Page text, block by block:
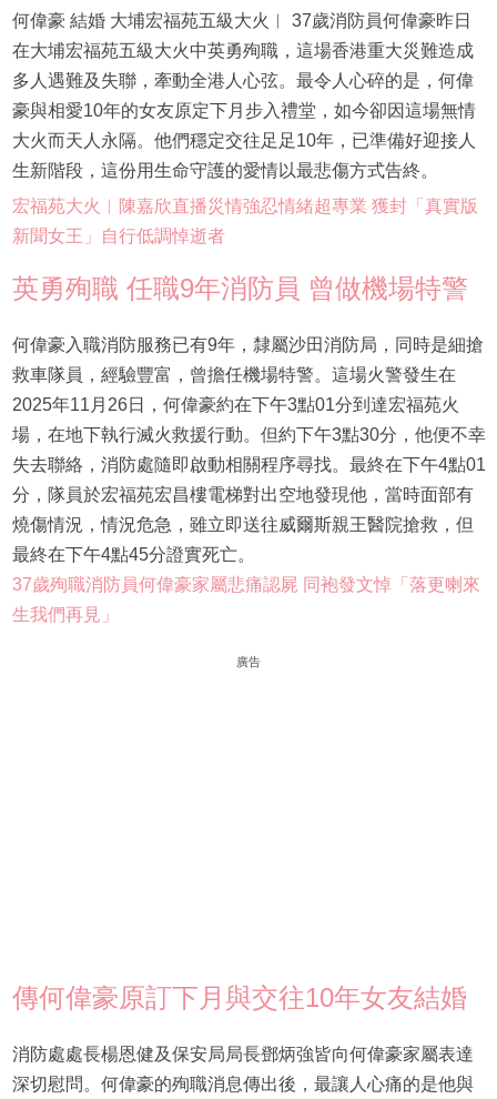
何偉豪 結婚 大埔宏福苑五級大火︱ 37歲消防員何偉豪昨日
在大埔宏福苑五級大火中英勇殉職，這場香港重大災難造成
多人遇難及失聯，牽動全港人心弦。最令人心碎的是，何偉
豪與相愛10年的女友原定下月步入禮堂，如今卻因這場無情
大火而天人永隔。他們穩定交往足足10年，已準備好迎接人
生新階段，這份用生命守護的愛情以最悲傷方式告終。
宏福苑大火︱陳嘉欣直播災情強忍情緒超專業 獲封「真實版
新聞女王」自行低調悼逝者
英勇殉職 任職9年消防員 曾做機場特警
何偉豪入職消防服務已有9年，隸屬沙田消防局，同時是細搶
救車隊員，經驗豐富，曾擔任機場特警。這場火警發生在
2025年11月26日，何偉豪約在下午3點01分到達宏福苑火
場，在地下執行滅火救援行動。但約下午3點30分，他便不幸
失去聯絡，消防處隨即啟動相關程序尋找。最終在下午4點01
分，隊員於宏福苑宏昌樓電梯對出空地發現他，當時面部有
燒傷情況，情況危急，雖立即送往威爾斯親王醫院搶救，但
最終在下午4點45分證實死亡。
37歲殉職消防員何偉豪家屬悲痛認屍 同袍發文悼「落更喇來
生我們再見」
廣告
傳何偉豪原訂下月與交往10年女友結婚
消防處處長楊恩健及保安局局長鄧炳強皆向何偉豪家屬表達
深切慰問。何偉豪的殉職消息傳出後，最讓人心痛的是他與